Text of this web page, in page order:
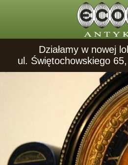
Działamy w nowej
ul. Świętochowskiego